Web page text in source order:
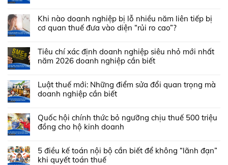
Khi nào doanh nghiệp bị lỗ nhiều năm liên tiếp bị
cơ quan thuế đưa vào diện “rủi ro cao”?
Tiêu chí xác định doanh nghiệp siêu nhỏ mới nhất
năm 2026 doanh nghiệp cần biết
Luật thuế mới: Những điểm sửa đổi quan trọng mà
doanh nghiệp cần biết
Quốc hội chính thức bỏ ngưỡng chịu thuế 500 triệu
đồng cho hộ kinh doanh
5 điều kế toán nội bộ cần biết để không “lãnh đạn”
khi quyết toán thuế